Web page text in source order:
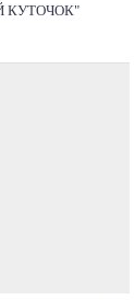
КУТОЧОК"